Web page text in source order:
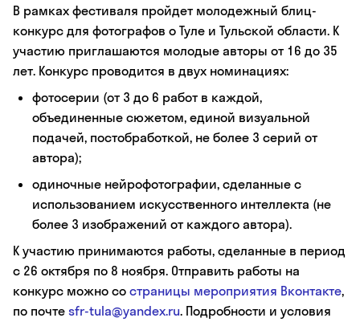
В рамках фестиваля пройдет молодежный блиц-
конкурс для фотографов о Туле и Тульской области. К
участию приглашаются молодые авторы от 16 до 35
лет. Конкурс проводится в двух номинациях:
фотосерии (от 3 до 6 работ в каждой,
объединенные сюжетом, единой визуальной
подачей, постобработкой, не более 3 серий от
автора);
одиночные нейрофотографии, сделанные с
использованием искусственного интеллекта (не
более 3 изображений от каждого автора).
К участию принимаются работы, сделанные в период
с 26 октября по 8 ноября. Отправить работы на
конкурс можно со страницы мероприятия Вконтакте,
по почте sfr-tula@yandex.ru. Подробности и условия